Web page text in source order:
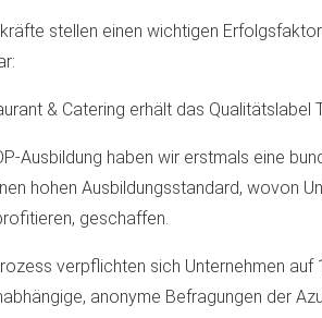
stellen einen wichtigen
& Catering erhält das Qualitätslabel
Ausbildung haben wir erstmals eine
hohen Ausbildungsstandard, wovon
geschaffen.
verpflichten sich Unternehmen auf
anonyme Befragungen der